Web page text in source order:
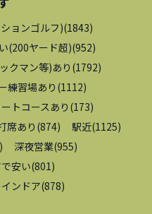
ョンゴルフ)(1843)
(200ヤード超)(952)
クマン等)あり (1792)
練習場あり(1112)
トコースあり (173)
席あり (874) 駅近(1125)
) 深夜営業(955)
安い(801)
ンドア(878)